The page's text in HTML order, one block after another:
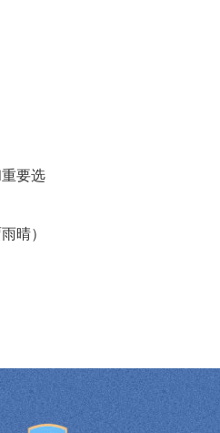
要选
晴）